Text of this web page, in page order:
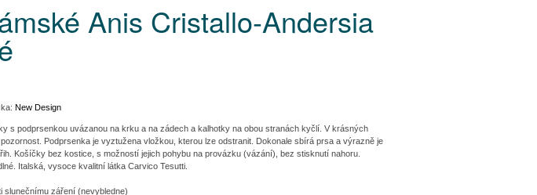
Anis Cristallo-Andersia
New Design
s podprsenkou uvázanou na krku a na zádech a kalhotky na obou stranách kyčlí. V krásných
Podprsenka je vyztužena vložkou, kterou lze odstranit. Dokonale sbírá prsa a výrazně je
Košíčky bez kostice, s možností jejich pohybu na provázku (vázání), bez stisknutí nahoru.
Italská, vysoce kvalitní látka Carvico Tesutti.
slunečnímu záření (nevybledne)